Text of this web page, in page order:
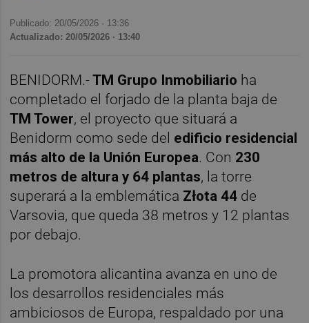
Publicado: 20/05/2026 · 13:36
Actualizado: 20/05/2026 · 13:40
BENIDORM.-TM Grupo Inmobiliario ha
completado el forjado de la planta baja de
TM Tower, el proyecto que situará a
Benidorm como sede del edificio residencial
más alto de la Unión Europea. Con 230
metros de altura y 64 plantas, la torre
superará a la emblemática Złota 44 de
Varsovia, que queda 38 metros y 12 plantas
por debajo.
La promotora alicantina avanza en uno de
los desarrollos residenciales más
ambiciosos de Europa, respaldado por una